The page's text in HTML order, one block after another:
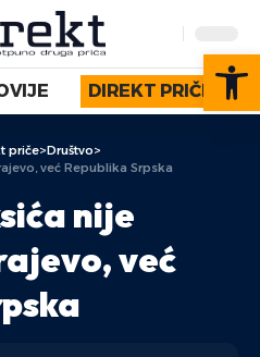
DIREKT PRIČE
priče>Društvo>
već Republika Srpska
nije
već